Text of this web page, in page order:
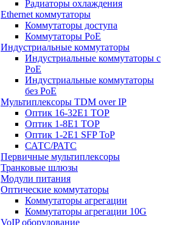
Радиаторы охлаждения
Ethernet коммутаторы
Коммутаторы доступа
Коммутаторы PoE
Индустриальные коммутаторы
Индустриальные коммутаторы с
PoE
Индустриальные коммутаторы
без PoE
Мультиплексоры TDM over IP
Оптик 16-32E1 TOP
Оптик 1-8E1 TOP
Оптик 1-2E1 SFP ToP
САТС/РАТС
Первичные мультиплексоры
Транковые шлюзы
Модули питания
Оптические коммутаторы
Коммутаторы агрегации
Коммутаторы агрегации 10G
VoIP оборудование